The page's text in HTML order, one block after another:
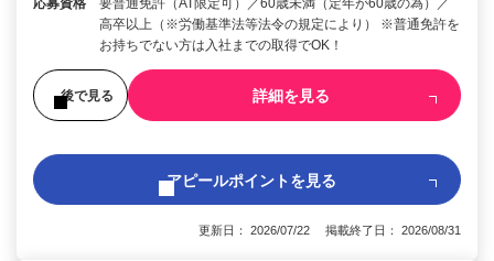
応募資格
要普通免許（AT限定可）／60歳未満（定年が60歳の為）／
高卒以上（※労働基準法等法令の規定により） ※普通免許を
お持ちでない方は入社までの取得でOK！
後で見る 詳細を見る
アピールポイントを見る
更新日： 2026/07/22 掲載終了日： 2026/08/31